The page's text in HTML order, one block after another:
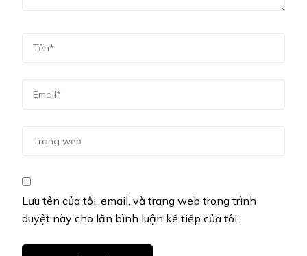
Lưu tên của tôi, email, và trang web trong trình
duyệt này cho lần bình luận kế tiếp của tôi.